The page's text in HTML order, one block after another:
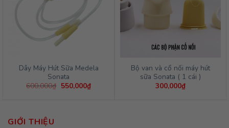
Dây Máy Hút Sữa Medela
Sonata
600,000₫ Giá
550,000₫Giá
hiện
Bộ van và cổ nối máy hút
sữa Sonata ( 1 cái )
300,000₫
GIỚI THIỆU